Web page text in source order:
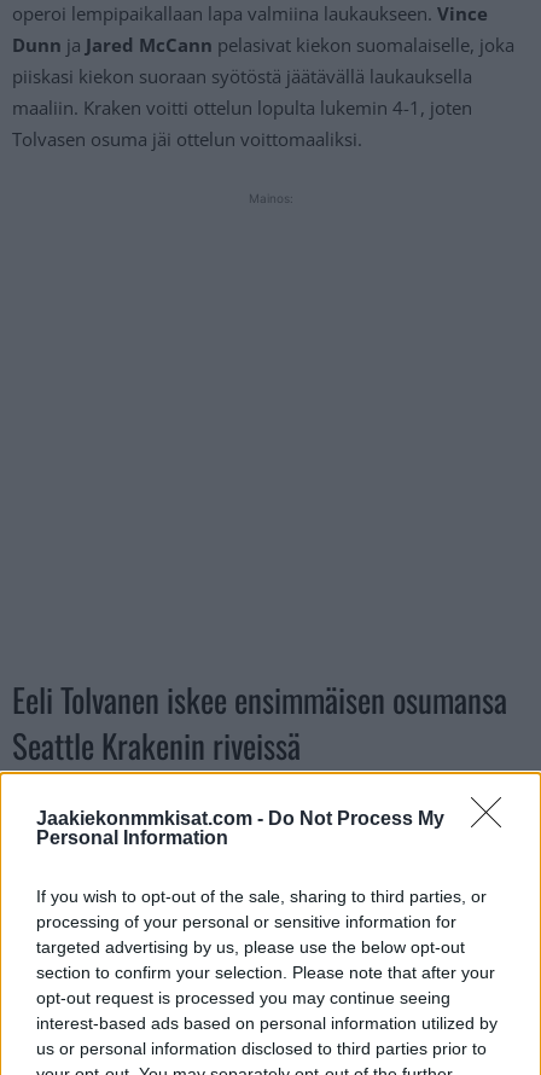
Jaakiekonmmkisat.com - Do Not Process My
Personal Information
If you wish to opt-out of the sale, sharing to third parties, or
processing of your personal or sensitive information for
targeted advertising by us, please use the below opt-out
section to confirm your selection. Please note that after your
opt-out request is processed you may continue seeing
interest-based ads based on personal information utilized by
us or personal information disclosed to third parties prior to
operoi lempipaikallaan lapa valmiina laukaukseen. Vince
Dunn ja Jared McCann pelasivat kiekon suomalaiselle, joka
piiskasi kiekon suoraan syötöstä jäätävällä laukauksella
maaliin. Kraken voitti ottelun lopulta lukemin 4-1, joten
Tolvasen osuma jäi ottelun voittomaaliksi.
Mainos:
Eeli Tolvanen iskee ensimmäisen osumansa
Seattle Krakenin riveissä
https://twitter.com/ViaplayUrheilu/status/160981466585670
0416
Jos twiitti ei näy laitteellasi voit katsoa sen suoraanTwitteristä
Lue myös:U20 MM-kisoissa puolivälieränä Suomi – Ruotsi –
näin katsot ottelun televisiosta!